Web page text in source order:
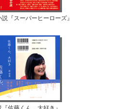
『スーパーヒーローズ』